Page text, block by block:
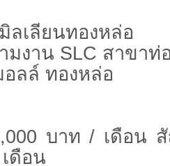
ลเลียนทองหล่อ
งาน SLC สาขาท่
อลล์ ทองหล่อ
บาท / เดือน
ดือน